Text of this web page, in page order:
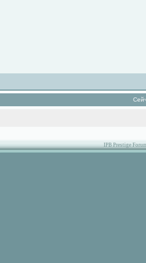
IPB Prestige